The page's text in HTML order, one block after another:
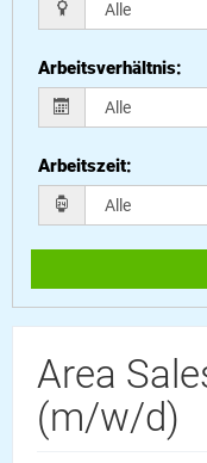
Arbeitsverhältnis:
Arbeitszeit:
Area
(m/w/d)